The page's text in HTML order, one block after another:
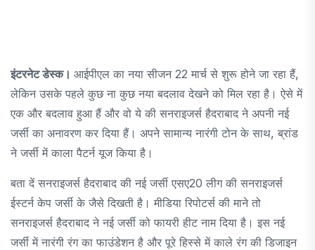
इंटरनेट डेस्क। आईपीएल का नया सीजन 22 मार्च से शुरू होने जा रहा हैं,
लेकिन उसके पहले कुछ ना कुछ नया बदलाव देखने को मिल रहा है। ऐसे में
एक और बदलाव हुआ हैं और वो ये की सनराइजर्स हैदराबाद ने अपनी नई
जर्सी का अनावरण कर दिया हैं। अपने सामान्य नारंगी टोन के साथ, ब्रांड
ने जर्सी में काला पैटर्न यूज किया है।
बता दें सनराइजर्स हैदराबाद की नई जर्सी एसए20 लीग की सनराइजर्स
ईस्टर्न केप जर्सी के जैसे दिखती है। मीडिया रिपोटर्स की माने तो
सनराइजर्स हैदराबाद ने नई जर्सी को फायरी हीट नाम दिया है। इस नई
जर्सी में नारंगी रंग का फाउंडेशन है और पूरे हिस्से में काले रंग की डिजाइन